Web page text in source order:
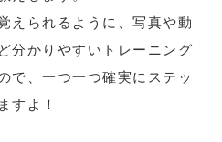
えられるように、写真や動
分かりやすいトレーニング
で、一つ一つ確実にステッ
すよ！